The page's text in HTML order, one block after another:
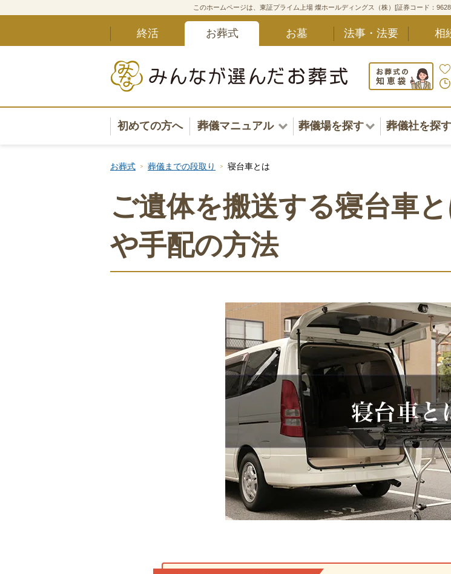
このホームページは、東証プライム上場 燦ホールディングス（株）[証券コード：
終活 お葬式 お墓 法事・法要 相
初めての方へ 葬儀マニュアル
葬儀マニュアル一覧
葬儀安心サポート
葬儀の準備〜葬儀後まで
葬儀の選び方
葬儀費用の平均相場
葬儀場を探す
東北・甲信越・北陸
関東
中国・四国
九州・沖縄
葬儀社を探す
東北・甲信
関東
中国・四国
九州・沖縄
お葬式 葬儀までの段取り 寝台車とは
ご遺体を搬送する寝台車
や手配の方法